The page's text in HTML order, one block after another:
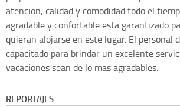
atencion, calidad y comodidad todo el
agradable y confortable esta garantizado
quieran alojarse en este lugar. El personal
capacitado para brindar un excelente
vacaciones sean de lo mas agradables.
REPORTAJES